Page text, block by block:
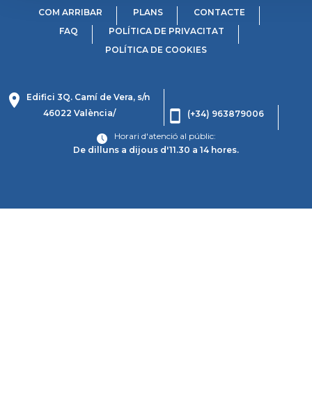
Edifici 3Q. Camí de Vera, s/n
46022 València/
(+34) 963879006
Horari d'atenció al públic:
De dilluns a dijous d'11.30 a 14 hores.
COM ARRIBAR PLANS
CONTACTE
FAQ
POLÍTICA DE PRIVACITAT
POLÍTICA DE COOKIES